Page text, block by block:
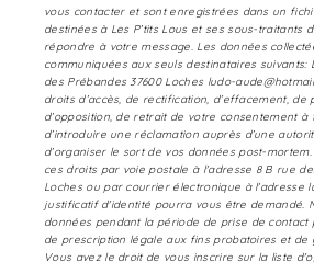
vous contacter et sont enregistrées dans un
destinées à Les P’tits Lous et ses sous-traitants
répondre à votre message. Les données
communiquées aux seuls destinataires suivants:
des Prébandes 37600 Loches ludo-
droits d’accès, de rectification, d’effacement, de
d’opposition, de retrait de votre consentement
d’introduire une réclamation auprès d’une
d’organiser le sort de vos données post-
ces droits par voie postale à l'adresse 8 B rue
Loches ou par courrier électronique à l'adresse
justificatif d'identité pourra vous être demandé.
données pendant la période de prise de contact
de prescription légale aux fins probatoires et de
Vous avez le droit de vous inscrire sur la liste